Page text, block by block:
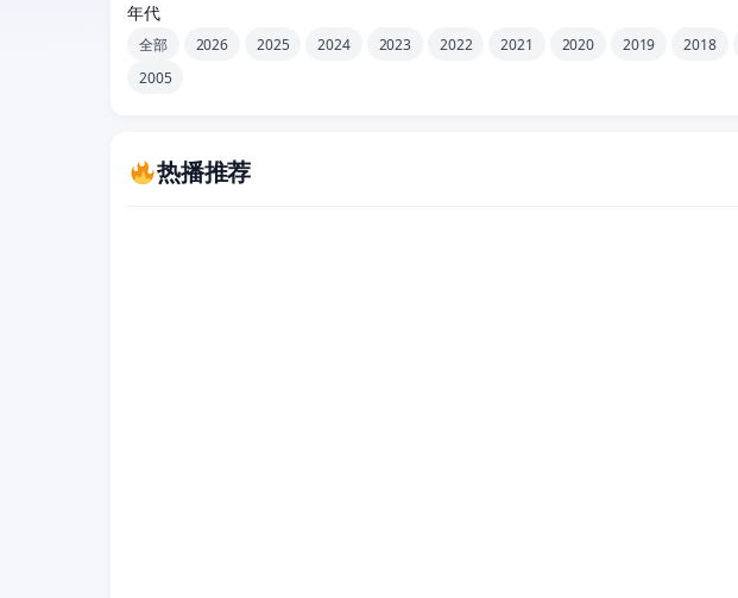
年代
全部 2026 2025 2024 2023 2022 2021 2020 2019 2018
2005
热播推荐